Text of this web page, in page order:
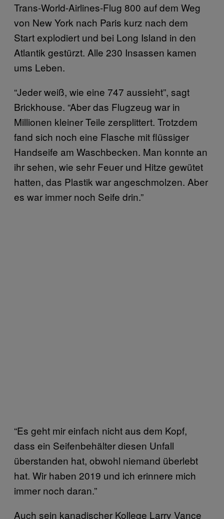
Trans-World-Airlines-Flug 800 auf dem Weg
von New York nach Paris kurz nach dem
Start explodiert und bei Long Island in den
Atlantik gestürzt. Alle 230 Insassen kamen
ums Leben.
“Jeder weiß, wie eine 747 aussieht”, sagt
Brickhouse. “Aber das Flugzeug war in
Millionen kleiner Teile zersplittert. Trotzdem
fand sich noch eine Flasche mit flüssiger
Handseife am Waschbecken. Man konnte an
ihr sehen, wie sehr Feuer und Hitze gewütet
hatten, das Plastik war angeschmolzen. Aber
es war immer noch Seife drin.”
“Es geht mir einfach nicht aus dem Kopf,
dass ein Seifenbehälter diesen Unfall
überstanden hat, obwohl niemand überlebt
hat. Wir haben 2019 und ich erinnere mich
immer noch daran.”
Auch sein kanadischer Kollege Larry Vance